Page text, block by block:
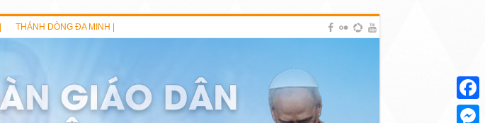
THÁNH DÒNG ĐA MINH |